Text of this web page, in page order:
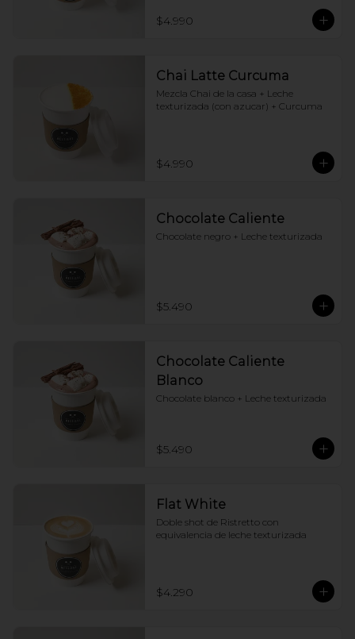
$4.990
Chai Latte Curcuma
Mezcla Chai de la casa + Leche
texturizada (con azucar) + Curcuma
$4.990
Chocolate Caliente
Chocolate negro + Leche texturizada
$5.490
Chocolate Caliente
Blanco
Chocolate blanco + Leche texturizada
$5.490
Flat White
Doble shot de Ristretto con
equivalencia de leche texturizada
$4.290